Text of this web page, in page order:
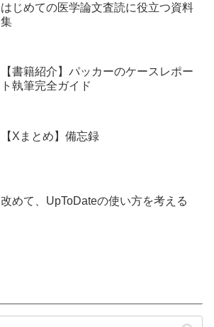
はじめての医学論文査読に役立つ資料
集
【書籍紹介】パッカーのケースレポー
ト執筆完全ガイド
【Xまとめ】備忘録
改めて、UpToDateの使い方を考える